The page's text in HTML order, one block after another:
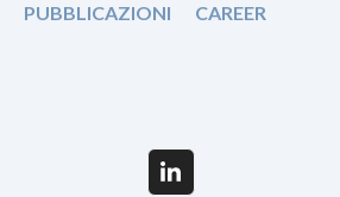
PUBBLICAZIONI CAREER
LinkedIn